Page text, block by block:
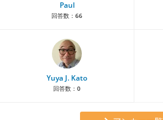
Paul
回答数： 66
Yuya J. Kato
回答数： 0